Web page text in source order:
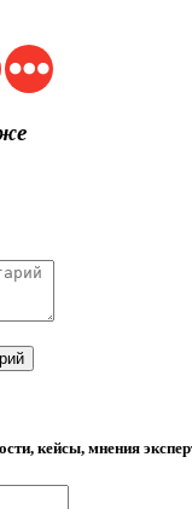
кейсы, мнения